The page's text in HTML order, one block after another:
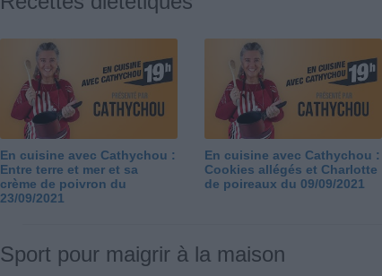
En cuisine avec Cathychou :
Entre terre et mer et sa
crème de poivron du
23/09/2021
En cuisine avec Cathychou :
Cookies allégés et Charlotte
de poireaux du 09/09/2021
Sport pour maigrir à la maison